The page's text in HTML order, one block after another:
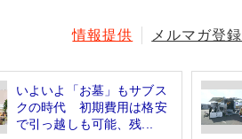
情報提供 メルマガ登録
いよいよ「お墓」もサブス
クの時代 初期費用は格安
で引っ越しも可能、残...